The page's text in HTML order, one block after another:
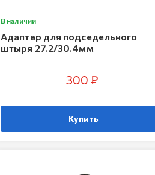
В наличии
Адаптер для подседельного
штыря 27.2/30.4мм
300 ₽
Купить